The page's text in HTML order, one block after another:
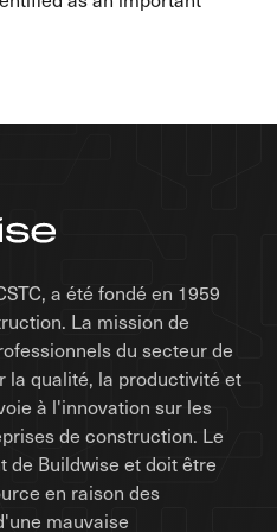
a été fondé en 1959
La mission de
du secteur de
la qualité, la productivité et
à l'innovation sur les
de construction. Le
de Buildwise et doit être
en raison des
mauvaise